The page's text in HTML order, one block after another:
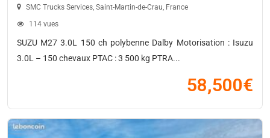
SMC Trucks Services Saint-Martin-de-Crau France
114 vues
SUZU M27 3.0L 150 ch polybenne Dalby Motorisation : Isuzu
3.0L – 150 chevaux PTAC : 3 500 kg PTRA...
58,500€